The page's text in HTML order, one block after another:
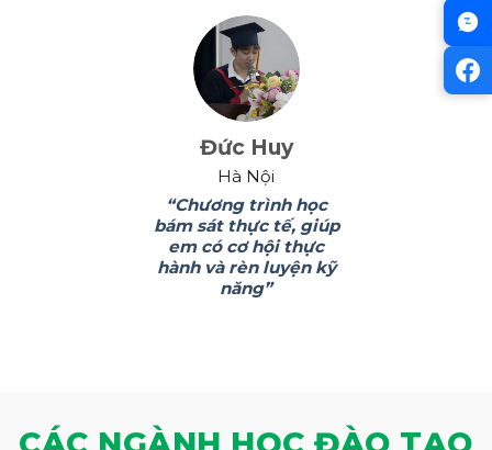
Đức Huy
Hà Nội
“Chương trình học
bám sát thực tế, giúp
em có cơ hội thực
hành và rèn luyện kỹ
năng”